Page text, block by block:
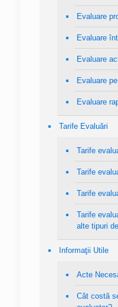
Evaluare
Evaluare
Evaluare
Evaluare
Evaluare
Tarife Evaluări
Tarife
Tarife
Tarife
Tarife
alte tipuri
Informaţii Utile
Acte
Cât costă